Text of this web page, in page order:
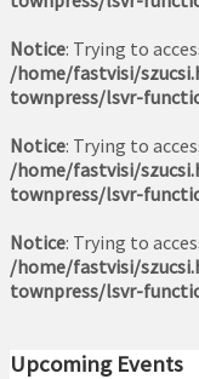
Notice: Trying to
/home/fastvisi/
townpress/lsvr-
Notice: Trying to
/home/fastvisi/
townpress/lsvr-
Notice: Trying to
/home/fastvisi/
townpress/lsvr-
Upcoming Events